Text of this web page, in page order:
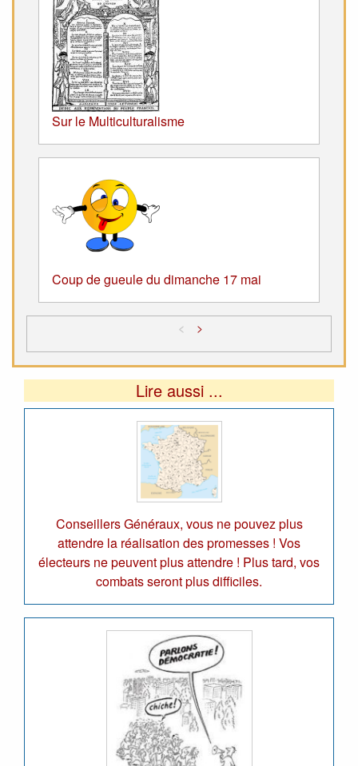
Sur le Multiculturalisme
Coup de gueule du dimanche 17 mai
< >
Lire aussi ...
Conseillers Généraux, vous ne pouvez plus
attendre la réalisation des promesses ! Vos
électeurs ne peuvent plus attendre ! Plus tard, vos
combats seront plus difficiles.